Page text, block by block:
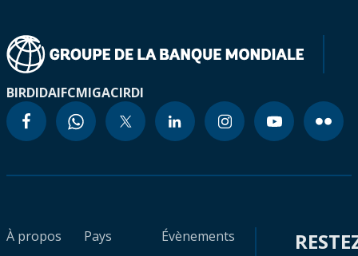
BIRDIDAIFCMIGACIRDI
À propos
Pays
Évènements